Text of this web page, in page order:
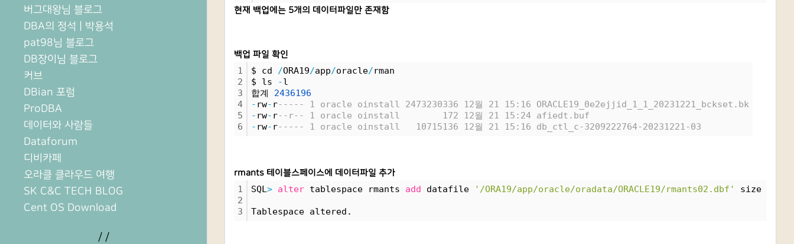
버그대왕님 블로그
DBA의 정석 | 박용석
pat98님 블로그
DB장이님 블로그
커브
DBian 포럼
ProDBA
데이터와 사람들
Dataforum
디비카페
오라클 클라우드 여행
SK C&C TECH BLOG
Cent OS Download
/ /
현재 백업에는 5개의 데이터파일만 존재함
백업 파일 확인
1
2
3
4
5
6
$ cd /ORA19/app/oracle/rman
$ ls
-l
합계 2436196
- rw- r----- 1 oracle oinstall 2473230336 12월 21 15:16 ORACLE19_0e2ejjid_1_1_20231221_bckset.bk
- rw- r--r-- 1 oracle oinstall        172 12월 21 15:24 afiedt.buf
- rw- r----- 1 oracle oinstall   10715136 12월 21 15:16 db_ctl_c-3209222764-20231221-03
rmants 테이블스페이스에 데이터파일 추가
1
2
3
SQL> alter tablespace rmants add datafile '/ORA19/app/oracle/oradata/ORACLE19/rmants02.dbf' size
Tablespace altered.